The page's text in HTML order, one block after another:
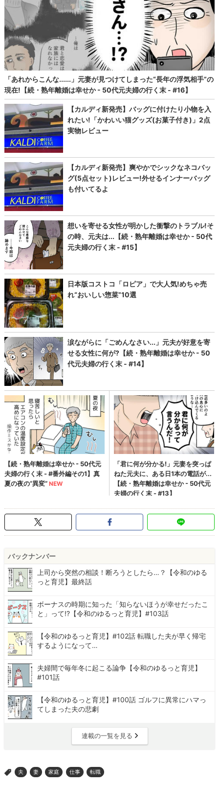
バックナンバー
上司から突然の相談！断ろうとしたら…？【令和のゆる
っと育児】最終話
ボーナスの時期に知った「知らないほうが幸せだったこ
と」って!?【令和のゆるっと育児】#103話
【令和のゆるっと育児】#102話 転職した夫が早く帰宅
するようになって…
夫婦間で毎年冬に起こる論争【令和のゆるっと育児】
#101話
【令和のゆるっと育児】#100話 ゴルフに異常にハマっ
てしまった夫の悲劇
連載の一覧を見る
> 夫 妻 家庭 仕事 転職